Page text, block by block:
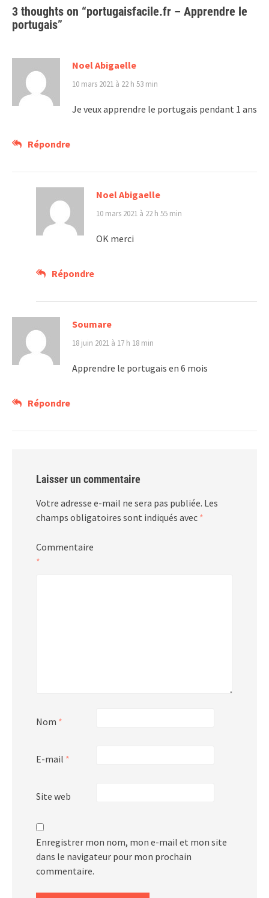
3 thoughts on “portugaisfacile.fr – Apprendre le
portugais”
Noel Abigaelle
10 mars 2021 à 22 h 53 min
Je veux apprendre le portugais pendant 1 ans
Répondre
Noel Abigaelle
10 mars 2021 à 22 h 55 min
OK merci
Répondre
Soumare
18 juin 2021 à 17 h 18 min
Apprendre le portugais en 6 mois
Répondre
Laisser un commentaire
Votre adresse e-mail ne sera pas publiée. Les
champs obligatoires sont indiqués avec *
Commentaire
*
Nom *
E-mail *
Site web
Enregistrer mon nom, mon e-mail et mon site
dans le navigateur pour mon prochain
commentaire.